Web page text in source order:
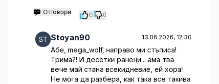
Отговори 0 0
Stoyan90 13.06.2026, 12:30
Абе, mega_wolf, направо ми стъписа!
Трима?! И десетки ранени... ама тва
вече май стана всекидневие, ей хора!
Не мога да разбера, как така все такива